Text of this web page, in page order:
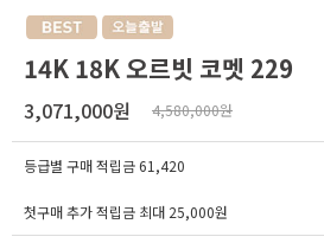
14K 18K 오르빗 코멧 229
3,071,000원 4,580,000원
등급별 구매 적립금61,420
첫구매 추가 적립금 최대 25,000원